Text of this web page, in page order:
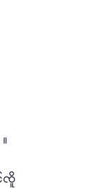
ၸိူ